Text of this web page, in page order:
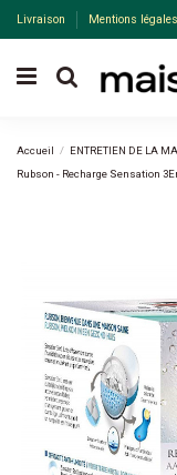
Livraison Mentions légales
Accueil ENTRETIEN DE LA
Rubson - Recharge Sensation